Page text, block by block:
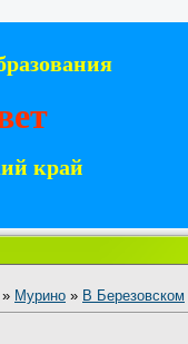
край
» Мурино » В Березовском